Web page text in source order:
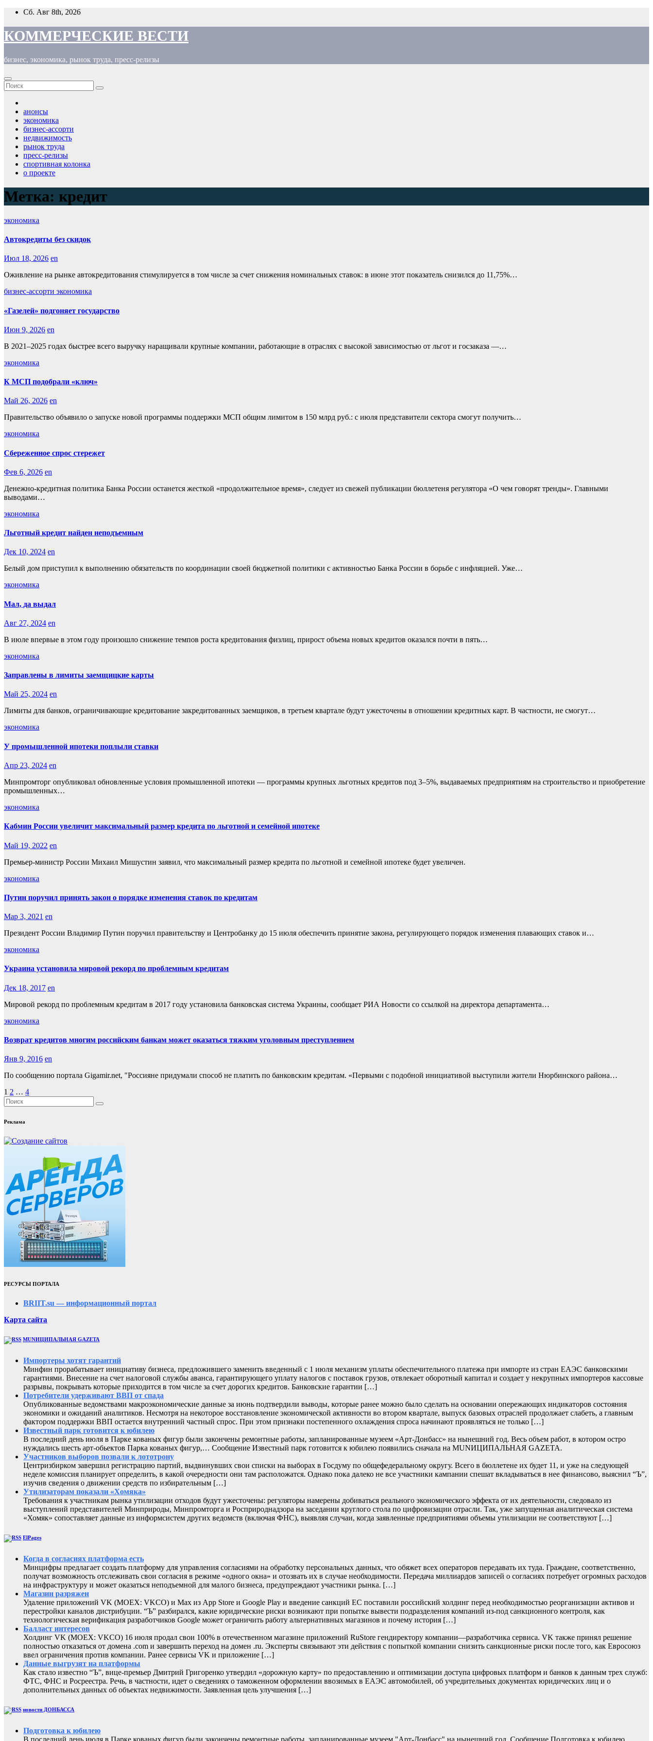
Перейти
содержимому
Сб. Авг 8th, 2026
КОММЕРЧЕСКИЕ ВЕСТИ
бизнес, экономика, рынок труда, пресс-релизы
анонсы
экономика
бизнес-ассорти
недвижимость
рынок труда
пресс-релизы
спортивная колонка
о проекте
Метка: кредит
экономика
Автокредиты без скидок
Июл 18, 2026 en
Оживление на рынке автокредитования стимулируется в том числе за счет снижения номинальных ставок: в июне этот показатель снизился до 11,75%…
бизнес-ассорти экономика
«Газелей» подгоняет государство
Июн 9, 2026 en
В 2021–2025 годах быстрее всего выручку наращивали крупные компании, работающие в отраслях с высокой зависимостью от льгот и госзаказа —…
экономика
К МСП подобрали «ключ»
Май 26, 2026 en
Правительство объявило о запуске новой программы поддержки МСП общим лимитом в 150 млрд руб.: с июля представители сектора смогут получить…
экономика
Сбереженное спрос стережет
Фев 6, 2026 en
Денежно-кредитная политика Банка России останется жесткой «продолжительное время», следует из свежей публикации бюллетеня регулятора «О чем говорят тренды». Главными
выводами…
экономика
Льготный кредит найден неподъемным
Дек 10, 2024 en
Белый дом приступил к выполнению обязательств по координации своей бюджетной политики с активностью Банка России в борьбе с инфляцией. Уже…
экономика
Мал, да выдал
Авг 27, 2024 en
В июле впервые в этом году произошло снижение темпов роста кредитования физлиц, прирост объема новых кредитов оказался почти в пять…
экономика
Заправлены в лимиты заемщицкие карты
Май 25, 2024 en
Лимиты для банков, ограничивающие кредитование закредитованных заемщиков, в третьем квартале будут ужесточены в отношении кредитных карт. В частности, не смогут…
экономика
У промышленной ипотеки поплыли ставки
Апр 23, 2024 en
Минпромторг опубликовал обновленные условия промышленной ипотеки — программы крупных льготных кредитов под 3–5%, выдаваемых предприятиям на строительство и приобретение
промышленных…
экономика
Кабмин России увеличит максимальный размер кредита по льготной и семейной ипотеке
Май 19, 2022 en
Премьер-министр России Михаил Мишустин заявил, что максимальный размер кредита по льготной и семейной ипотеке будет увеличен.
экономика
Путин поручил принять закон о порядке изменения ставок по кредитам
Мар 3, 2021 en
Президент России Владимир Путин поручил правительству и Центробанку до 15 июля обеспечить принятие закона, регулирующего порядок изменения плавающих ставок и…
экономика
Украина установила мировой рекорд по проблемным кредитам
Дек 18, 2017 en
Мировой рекорд по проблемным кредитам в 2017 году установила банковская система Украины, сообщает РИА Новости со ссылкой на директора департамента…
экономика
Возврат кредитов многим российским банкам может оказаться тяжким уголовным преступлением
Янв 9, 2016 en
По сообщению портала Gigamir.net, "Россияне придумали способ не платить по банковским кредитам. «Первыми с подобной инициативой выступили жители Нюрбинского района…
Пагинация
записей
1 2 … 4
Реклама
РЕСУРСЫ ПОРТАЛА
BRIIT.su — информационный портал
Карта сайта
MUNИЦИПАЛЬНАЯ GAZЕТА
Импортеры хотят гарантий
Минфин прорабатывает инициативу бизнеса, предложившего заменить введенный с 1 июля механизм уплаты обеспечительного платежа при импорте из стран ЕАЭС банковскими
гарантиями. Внесение на счет налоговой службы аванса, гарантирующего уплату налогов с поставок грузов, отвлекает оборотный капитал и создает у некрупных импортеров кассовые
разрывы, покрывать которые приходится в том числе за счет дорогих кредитов. Банковские гарантии […]
Потребители удерживают ВВП от спада
Опубликованные ведомствами макроэкономические данные за июнь подтвердили выводы, которые ранее можно было сделать на основании опережающих индикаторов состояния
экономики и ожиданий аналитиков. Несмотря на некоторое восстановление экономической активности во втором квартале, выпуск базовых отраслей продолжает слабеть, а главным
фактором поддержки ВВП остается внутренний частный спрос. При этом признаки постепенного охлаждения спроса начинают проявляться не только […]
Известный парк готовится к юбилею
В последний день июля в Парке кованых фигур были закончены ремонтные работы, запланированные музеем «Арт-Донбасс» на нынешний год. Весь объем работ, в котором остро
нуждались шесть арт-обьектов Парка кованых фигур,… Сообщение Известный парк готовится к юбилею появились сначала на MUNИЦИПАЛЬНАЯ GAZЕТА.
Участников выборов позвали к лототрону
Центризбирком завершил регистрацию партий, выдвинувших свои списки на выборах в Госдуму по общефедеральному округу. Всего в бюллетене их будет 11, и уже на следующей
неделе комиссия планирует определить, в какой очередности они там расположатся. Однако пока далеко не все участники кампании спешат вкладываться в нее финансово, выяснил “Ъ”,
изучив сведения о движении средств по избирательным […]
Утилизаторам показали «Хомяка»
Требования к участникам рынка утилизации отходов будут ужесточены: регуляторы намерены добиваться реального экономического эффекта от их деятельности, следовало из
выступлений представителей Минприроды, Минпромторга и Росприроднадзора на заседании круглого стола по цифровизации отрасли. Так, уже запущенная аналитическая система
«Хомяк» сопоставляет данные из информсистем других ведомств (включая ФНС), выявляя случаи, когда заявленные предприятиями объемы утилизации не соответствуют […]
ElPages
Когда в согласиях платформа есть
Минцифры предлагает создать платформу для управления согласиями на обработку персональных данных, что обяжет всех операторов передавать их туда. Граждане, соответственно,
получат возможность отслеживать свои согласия в режиме «одного окна» и отозвать их в случае необходимости. Передача миллиардов записей о согласиях потребует огромных расходов
на инфраструктуру и может оказаться неподъемной для малого бизнеса, предупреждают участники рынка. […]
Магазин разряжен
Удаление приложений VK (MOEX: VKCO) и Max из App Store и Google Play и введение санкций ЕС поставили российский холдинг перед необходимостью реорганизации активов и
перестройки каналов дистрибуции. “Ъ” разбирался, какие юридические риски возникают при попытке вывести подразделения компаний из-под санкционного контроля, как
технологическая верификация разработчиков Google может ограничить работу альтернативных магазинов и почему история […]
Балласт интересов
Холдинг VK (MOEX: VKCO) 16 июля продал свои 100% в отечественном магазине приложений RuStore гендиректору компании—разработчика сервиса. VK также принял решение
полностью отказаться от домена .com и завершить переход на домен .ru. Эксперты связывают эти действия с попыткой компании снизить санкционные риски после того, как Евросоюз
ввел ограничения против компании. Ранее сервисы VK и приложение […]
Данные выгрузят на платформы
Как стало известно “Ъ”, вице-премьер Дмитрий Григоренко утвердил «дорожную карту» по предоставлению и оптимизации доступа цифровых платформ и банков к данным трех служб:
ФТС, ФНС и Росреестра. Речь, в частности, идет о сведениях о таможенном оформлении ввозимых в ЕАЭС автомобилей, об учредительных документах юридических лиц и о
дополнительных данных об объектах недвижимости. Заявленная цель улучшения […]
новости ДОНБАССА
Подготовка к юбилею
В последний день июля в Парке кованых фигур были закончены ремонтные работы, запланированные музеем "Арт-Донбасс" на нынешний год. Сообщение Подготовка к юбилею